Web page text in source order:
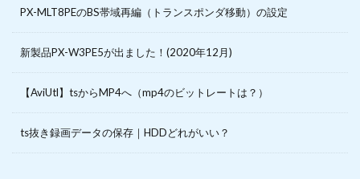
PX-MLT8PEのBS帯域再編（トランスポンダ移動）の設定
新製品PX-W3PE5が出ました！(2020年12月)
【AviUtl】tsからMP4へ（mp4のビットレートは？）
ts抜き録画データの保存｜HDDどれがいい？